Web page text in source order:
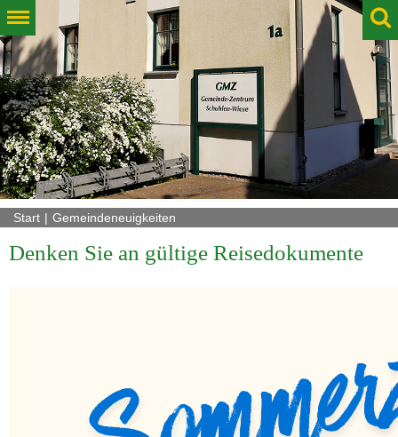
Start Gemeindeneuigkeiten
Denken Sie an gültige Reisedokumente